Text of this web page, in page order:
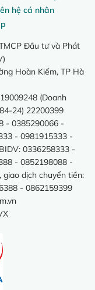
hệ cá nhân
Đầu tư và Phát
Hoàn Kiếm, TP Hà
(Doanh
24) 22200399
- 0385290066 -
- 0981915333 -
0336258333 -
- 0852198088 -
dịch chuyển tiền:
- 0862159399